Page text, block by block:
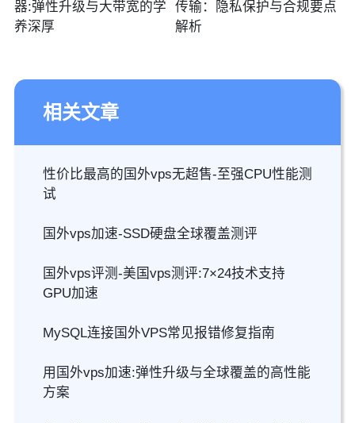
器:弹性升级与大带宽的学
养深厚
传输：隐私保护与合规要点
解析
相关文章
性价比最高的国外vps无超售-至强CPU性能测
试
国外vps加速-SSD硬盘全球覆盖测评
国外vps评测-美国vps测评:7×24技术支持
GPU加速
MySQL连接国外VPS常见报错修复指南
用国外vps加速:弹性升级与全球覆盖的高性能
方案